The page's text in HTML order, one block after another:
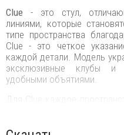
Clue - это стул,
линиями, которые
типе пространства
Clue - это четкое
каждой детали. Модель
эксклюзивные клубы и
удобными объятиями.
Для Clue каждое
без сомнения, это ключ к